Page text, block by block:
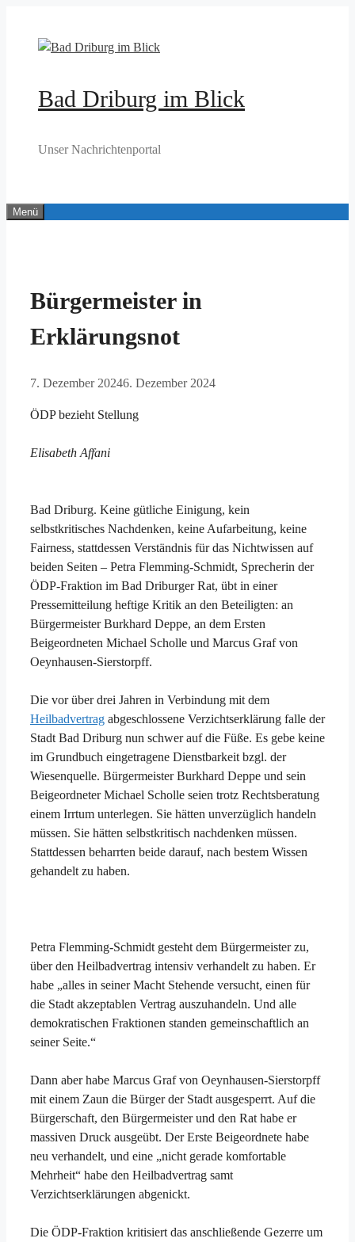
springen
Bad Driburg im Blick
Unser Nachrichtenportal
Menü
Bürgermeister in
Erklärungsnot
7. Dezember 20246. Dezember 2024
ÖDP bezieht Stellung
Elisabeth Affani
Bad Driburg. Keine gütliche Einigung, kein
selbstkritisches Nachdenken, keine Aufarbeitung, keine
Fairness, stattdessen Verständnis für das Nichtwissen auf
beiden Seiten – Petra Flemming-Schmidt, Sprecherin der
ÖDP-Fraktion im Bad Driburger Rat, übt in einer
Pressemitteilung heftige Kritik an den Beteiligten: an
Bürgermeister Burkhard Deppe, an dem Ersten
Beigeordneten Michael Scholle und Marcus Graf von
Oeynhausen-Sierstorpff.
Die vor über drei Jahren in Verbindung mit dem
Heilbadvertrag abgeschlossene Verzichtserklärung falle der
Stadt Bad Driburg nun schwer auf die Füße. Es gebe keine
im Grundbuch eingetragene Dienstbarkeit bzgl. der
Wiesenquelle. Bürgermeister Burkhard Deppe und sein
Beigeordneter Michael Scholle seien trotz Rechtsberatung
einem Irrtum unterlegen. Sie hätten unverzüglich handeln
müssen. Sie hätten selbstkritisch nachdenken müssen.
Stattdessen beharrten beide darauf, nach bestem Wissen
gehandelt zu haben.
Petra Flemming-Schmidt gesteht dem Bürgermeister zu,
über den Heilbadvertrag intensiv verhandelt zu haben. Er
habe „alles in seiner Macht Stehende versucht, einen für
die Stadt akzeptablen Vertrag auszuhandeln. Und alle
demokratischen Fraktionen standen gemeinschaftlich an
seiner Seite.“
Dann aber habe Marcus Graf von Oeynhausen-Sierstorpff
mit einem Zaun die Bürger der Stadt ausgesperrt. Auf die
Bürgerschaft, den Bürgermeister und den Rat habe er
massiven Druck ausgeübt. Der Erste Beigeordnete habe
neu verhandelt, und eine „nicht gerade komfortable
Mehrheit“ habe den Heilbadvertrag samt
Verzichtserklärungen abgenickt.
Die ÖDP-Fraktion kritisiert das anschließende Gezerre um